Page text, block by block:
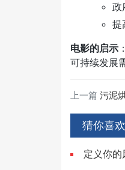
政
提
电影的启示
可持续发展
上一篇 污泥
猜你喜欢
定义你